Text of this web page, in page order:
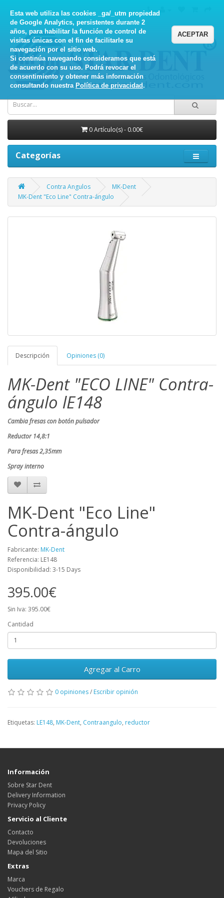
Esta web utiliza las cookies _ga/_utm propiedad
de Google Analytics, persistentes durante 2
años, para habilitar la función de control de
visitas únicas con el fin de facilitarle su
navegación por el sitio web.
Si continúa navegando consideramos que está
de acuerdo con su uso. Podrá revocar el
consentimiento y obtener más información
consultando nuestra Política de privacidad.
ACEPTAR
0 Artículo(s) - 0.00€
Categorías
Contra Angulos
MK-Dent
MK-Dent "Eco Line" Contra-ángulo
Descripción Opiniones (0)
MK-Dent "ECO LINE" Contra-
ángulo lE148
Cambia fresas con botón pulsador
Reductor 14,8:1
Para fresas 2,35mm
Spray interno
MK-Dent "Eco Line"
Contra-ángulo
Fabricante: MK-Dent
Referencia: LE148
Disponibilidad: 3-15 Days
395.00€
Sin Iva: 395.00€
Cantidad
Agregar al Carro
0 opiniones/ Escribir opinión
Etiquetas: LE148, MK-Dent, Contraangulo, reductor
Información
Sobre Star Dent
Delivery Information
Privacy Policy
Servicio al Cliente
Contacto
Devoluciones
Mapa del Sitio
Extras
Marca
Vouchers de Regalo